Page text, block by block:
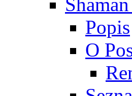
Popis
O